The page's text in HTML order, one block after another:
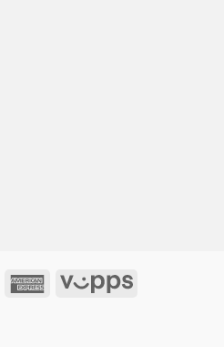
MasterCardAmerican
Vipps